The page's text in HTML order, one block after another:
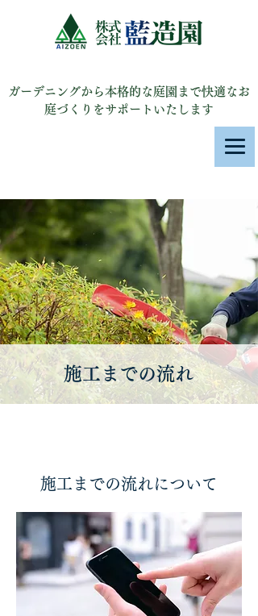
ガーデニングから本格的な庭園まで快適なお
庭づくりをサポートいたします
施工までの流れ
施工までの流れについて